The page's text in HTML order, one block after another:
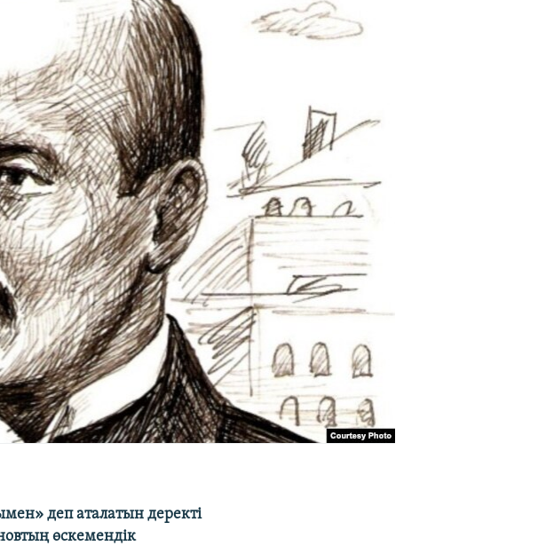
деп аталатын деректі
өскемендік